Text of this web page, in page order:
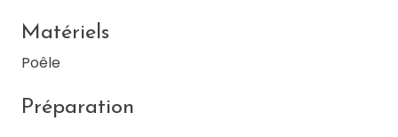
Matériels
Poêle
Préparation